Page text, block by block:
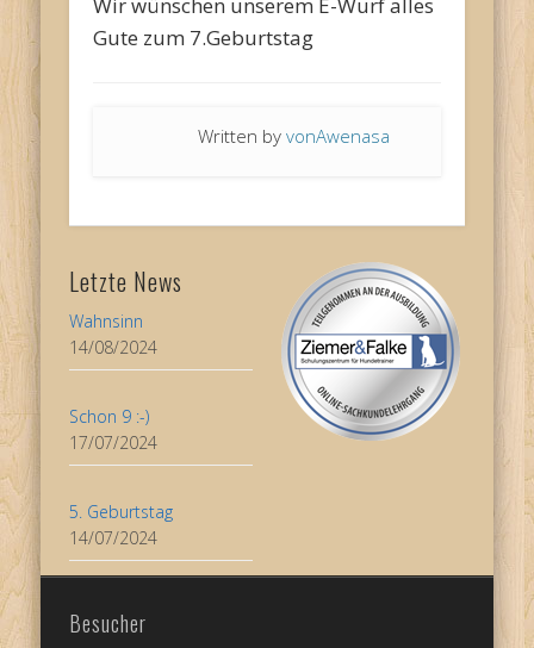
Gute zum 7.Geburtstag
Written byvonAwenasa
Letzte News
Wahnsinn
14/08/2024
Schon 9 :-)
17/07/2024
5. Geburtstag
14/07/2024
Besucher